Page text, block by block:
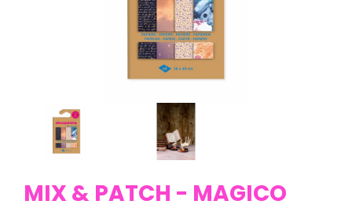
MIX & PATCH - MAGICO